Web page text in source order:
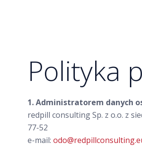
Polityka
1. Administratorem danych
redpill consulting Sp. z o.o. z
77-52
e-mail: